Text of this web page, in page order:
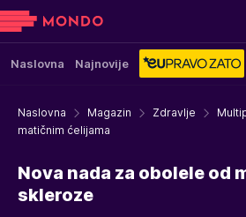
Naslovna Najnovije
Naslovna Magazin Zdravlje
matičnim ćelijama
Nova nada za obolele od
skleroze